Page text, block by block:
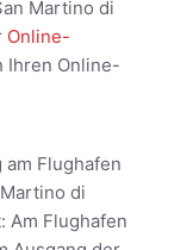
Martino di
Online-
Ihren Online-
Flughafen
di
Am Flughafen